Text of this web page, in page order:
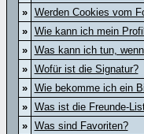
»
Werden Cookies vom
»
Wie kann ich mein
»
Was kann ich tun,
»
Wofür ist die Signatur?
»
Wie bekomme ich ein
»
Was ist die Freunde-
»
Was sind Favoriten?